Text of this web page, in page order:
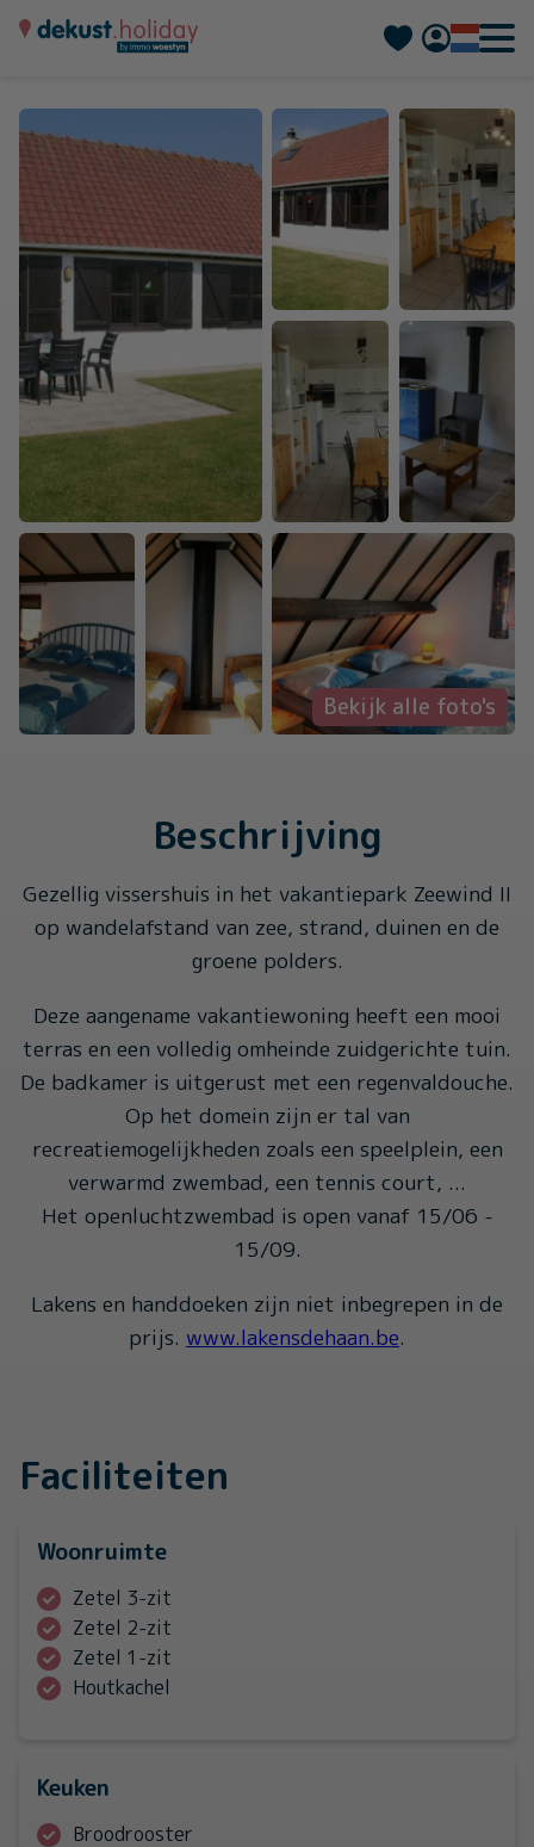
Français
Bekijk alle foto's
Beschrijving
Gezellig vissershuis in het vakantiepark Zeewind II
op wandelafstand van zee, strand, duinen en de
groene polders.
Deze aangename vakantiewoning heeft een mooi
terras en een volledig omheinde zuidgerichte tuin.
De badkamer is uitgerust met een regenvaldouche.
Op het domein zijn er tal van
recreatiemogelijkheden zoals een speelplein, een
verwarmd zwembad, een tennis court, ...
Het openluchtzwembad is open vanaf 15/06 -
15/09.
Lakens en handdoeken zijn niet inbegrepen in de
prijs. www.lakensdehaan.be.
Faciliteiten
Woonruimte
Zetel 3-zit
Zetel 2-zit
Zetel 1-zit
Houtkachel
Keuken
Broodrooster